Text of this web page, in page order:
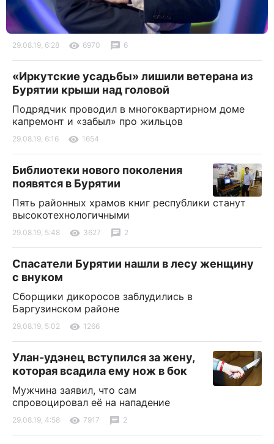
29.08.19, 6:28 6970 6
«Иркутские усадьбы» лишили ветерана из
Бурятии крыши над головой
Подрядчик проводил в многоквартирном доме
капремонт и «забыл» про жильцов
29.08.19, 6:16 1654
Библиотеки нового поколения
появятся в Бурятии
Пять районных храмов книг республики станут
высокотехнологичными
29.08.19, 5:48 3627 2
Спасатели Бурятии нашли в лесу женщину
с внуком
Сборщики дикоросов заблудились в
Баргузинском районе
29.08.19, 5:02 1266
Улан-удэнец вступился за жену,
которая всадила ему нож в бок
Мужчина заявил, что сам
спровоцировал её на нападение
29.08.19, 4:58 7917 2